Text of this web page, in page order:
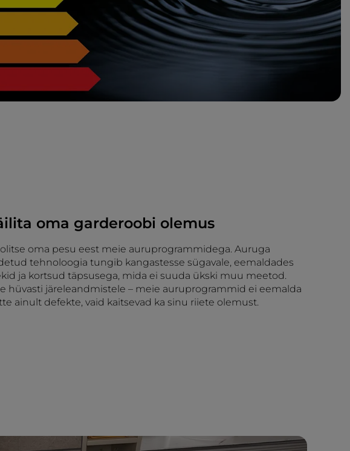
oma garderoobi olemus
oma pesu eest meie auruprogrammidega. Auruga
tehnoloogia tungib kangastesse sügavale, eemaldades
ja kortsud täpsusega, mida ei suuda ükski muu meetod.
hüvasti järeleandmistele – meie auruprogrammid ei eemalda
ainult defekte, vaid kaitsevad ka sinu riiete olemust.